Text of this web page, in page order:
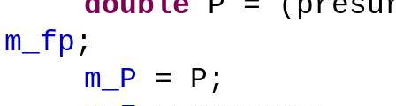
m_fp ;
m_P = P;